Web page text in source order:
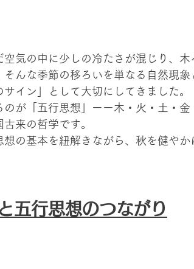
気の中に少しの冷たさが混じり、木
そんな季節の移ろいを単なる自然現
イン」として大切にしてきました。
のが「五行思想」ーー木・火・土・
来の哲学です。
想の基本を紐解きながら、秋を健や
五行思想のつながり